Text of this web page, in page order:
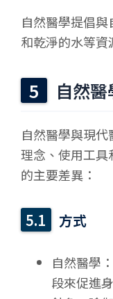
自然醫學提倡
和乾淨的水等資
自然
自然醫學與現
理念、使用工
的主要差異：
方式
自然醫學
段來促進